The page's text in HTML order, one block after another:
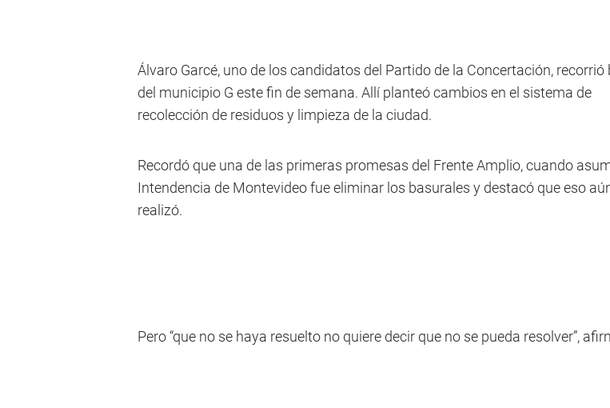
Álvaro Garcé, uno de los candidatos del Partido de la Concertación, recorrió
del municipio G este fin de semana. Allí planteó cambios en el sistema de
recolección de residuos y limpieza de la ciudad.
Recordó que una de las primeras promesas del Frente Amplio, cuando
Intendencia de Montevideo fue eliminar los basurales y destacó que eso
realizó.
Pero “que no se haya resuelto no quiere decir que no se pueda resolver”,